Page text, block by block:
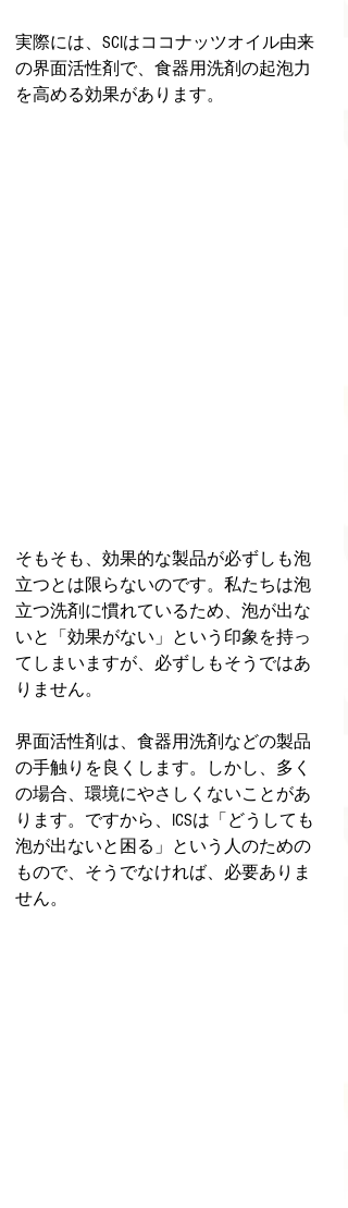
実際には、SCIはココナッツオイル由来
の界面活性剤で、食器用洗剤の起泡力
を高める効果があります。
そもそも、効果的な製品が必ずしも泡
立つとは限らないのです。私たちは泡
立つ洗剤に慣れているため、泡が出な
いと「効果がない」という印象を持っ
てしまいますが、必ずしもそうではあ
りません。
界面活性剤は、食器用洗剤などの製品
の手触りを良くします。しかし、多く
の場合、環境にやさしくないことがあ
ります。ですから、ICSは「どうしても
泡が出ないと困る」という人のための
もので、そうでなければ、必要ありま
せん。